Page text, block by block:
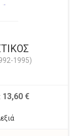
1995)
13,60 €